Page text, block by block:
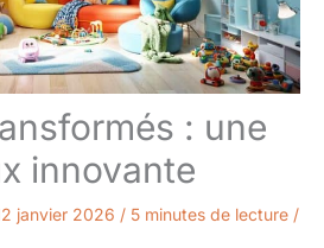
: une
innovante
janvier 2026 / 5 minutes de lecture /